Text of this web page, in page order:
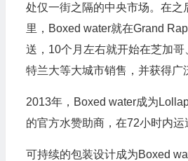
处仅一街之隔的中央市场。在之
里，Boxed water就在Grand
送，10个月左右就开始在芝加哥
特兰大等大城市销售，并获得广
2013年，Boxed water成为
的官方水赞助商，在72小时内运
可持续的包装设计成为Boxed